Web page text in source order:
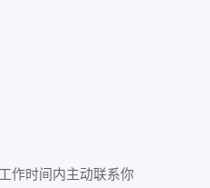
作时间内主动联系你